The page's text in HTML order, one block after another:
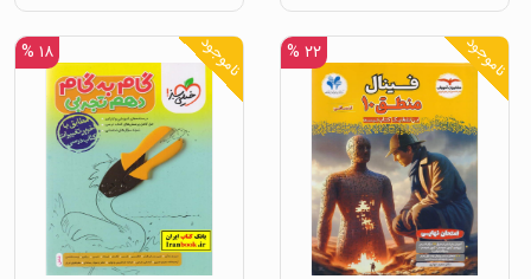
ناموجود ۲۲ % ناموجود ۱۸ %